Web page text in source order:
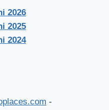
2026
2025
2024
-